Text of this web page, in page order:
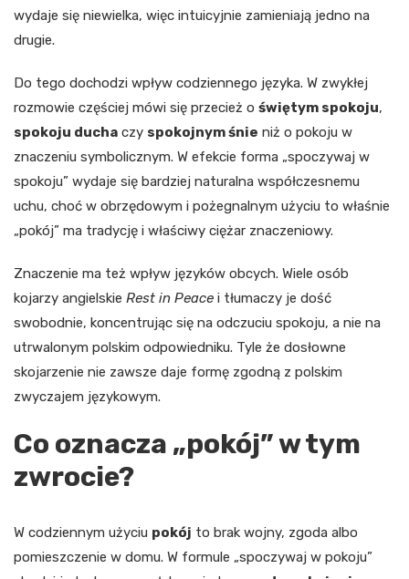
wydaje się niewielka, więc intuicyjnie zamieniają jedno na
drugie.
Do tego dochodzi wpływ codziennego języka. W zwykłej
rozmowie częściej mówi się przecież o świętym spokoju,
spokoju ducha czy spokojnym śnie niż o pokoju w
znaczeniu symbolicznym. W efekcie forma „spoczywaj w
spokoju” wydaje się bardziej naturalna współczesnemu
uchu, choć w obrzędowym i pożegnalnym użyciu to właśnie
„pokój” ma tradycję i właściwy ciężar znaczeniowy.
Znaczenie ma też wpływ języków obcych. Wiele osób
kojarzy angielskie Rest in Peace i tłumaczy je dość
swobodnie, koncentrując się na odczuciu spokoju, a nie na
utrwalonym polskim odpowiedniku. Tyle że dosłowne
skojarzenie nie zawsze daje formę zgodną z polskim
zwyczajem językowym.
Co oznacza „pokój” w tym
zwrocie?
W codziennym użyciu pokój to brak wojny, zgoda albo
pomieszczenie w domu. W formule „spoczywaj w pokoju”